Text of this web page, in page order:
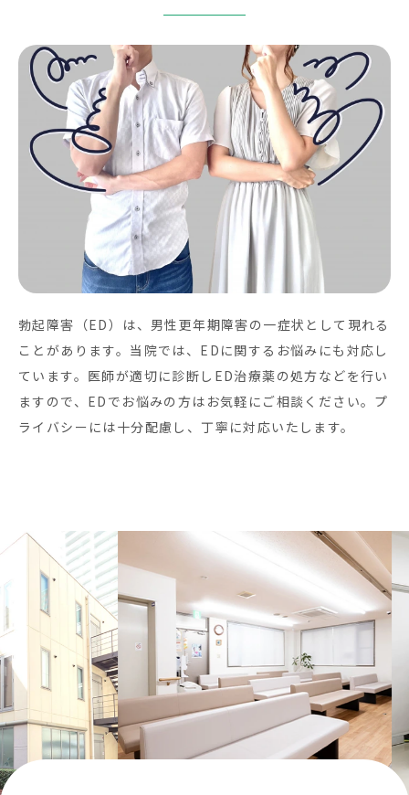
勃起障害（ED）は、男性更年期障害の一症状として現れる
ことがあります。当院では、EDに関するお悩みにも対応し
ています。医師が適切に診断しED治療薬の処方などを行い
ますので、EDでお悩みの方はお気軽にご相談ください。プ
ライバシーには十分配慮し、丁寧に対応いたします。
Previous Next